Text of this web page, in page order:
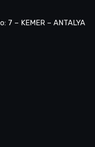
7 – KEMER – ANTALYA